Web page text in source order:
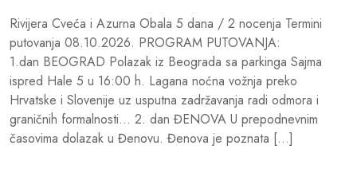
Rivijera Cveća i Azurna Obala 5 dana / 2 nocenja Termini
putovanja 08.10.2026. PROGRAM PUTOVANJA:
1.dan BEOGRAD Polazak iz Beograda sa parkinga Sajma
ispred Hale 5 u 16:00 h. Lagana noćna vožnja preko
Hrvatske i Slovenije uz usputna zadržavanja radi odmora i
graničnih formalnosti… 2. dan ĐENOVA U prepodnevnim
časovima dolazak u Đenovu. Đenova je poznata […]